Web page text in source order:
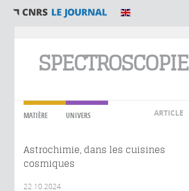
SPECTROSCOPIE
MATIÈRE UNIVERS ARTICLE
Astrochimie, dans les cuisines
cosmiques
22.10.2024